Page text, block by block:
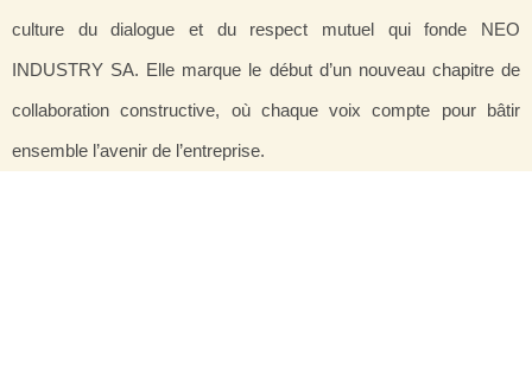
culture du dialogue et du respect mutuel qui fonde NEO
INDUSTRY SA. Elle marque le début d’un nouveau chapitre de
collaboration constructive, où chaque voix compte pour bâtir
ensemble l’avenir de l’entreprise.